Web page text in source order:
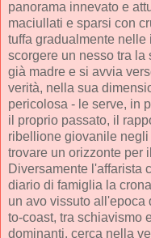
panorama innevato e
maciullati e sparsi con
tuffa gradualmente
scorgere un nesso tra la
già madre e si avvia
verità, nella sua
pericolosa - le serve, in
il proprio passato, il
ribellione giovanile
trovare un orizzonte per
Diversamente l'affarista
diario di famiglia la
un avo vissuto all'epoca
to-coast, tra schiavismo
dominanti, cerca nella